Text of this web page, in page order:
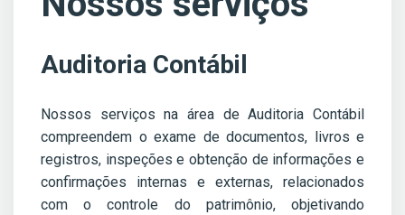
Auditoria Contábil
Nossos serviços na área de Auditoria Contábil
compreendem o exame de documentos, livros e
registros, inspeções e obtenção de informações e
confirmações internas e externas, relacionados
com o controle do patrimônio, objetivando